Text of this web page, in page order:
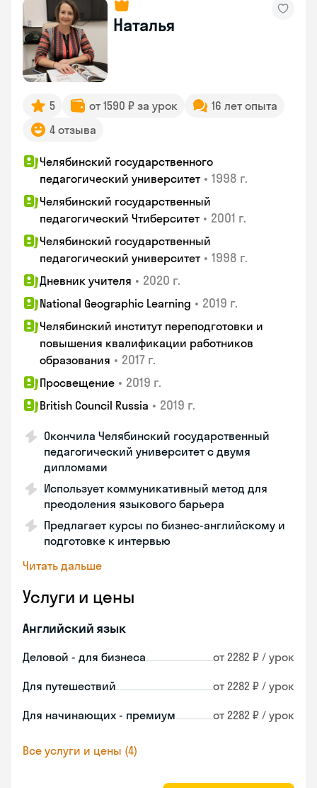
Наталья
5 от 1590 ₽ за урок
16 лет опыта
4 отзыва
Челябинский государственного
педагогический университет • 1998 г.
Челябинский государственный
педагогический Чтиберситет • 2001 г.
Челябинский государственный
педагогический университет • 1998 г.
Дневник учителя • 2020 г.
National Geographic Learning • 2019 г.
Челябинский институт переподготовки и
повышения квалификации работников
образования • 2017 г.
Просвещение • 2019 г.
British Council Russia • 2019 г.
Окончила Челябинский государственный
педагогический университет с двумя
дипломами
Использует коммуникативный метод для
преодоления языкового барьера
Предлагает курсы по бизнес-английскому и
подготовке к интервью
Читать дальше
Услуги и цены
Английский язык
Деловой - для бизнеса от 2282 ₽ / урок
Для путешествий от 2282 ₽ / урок
Для начинающих - премиум от 2282 ₽ / урок
Все услуги и цены (4)